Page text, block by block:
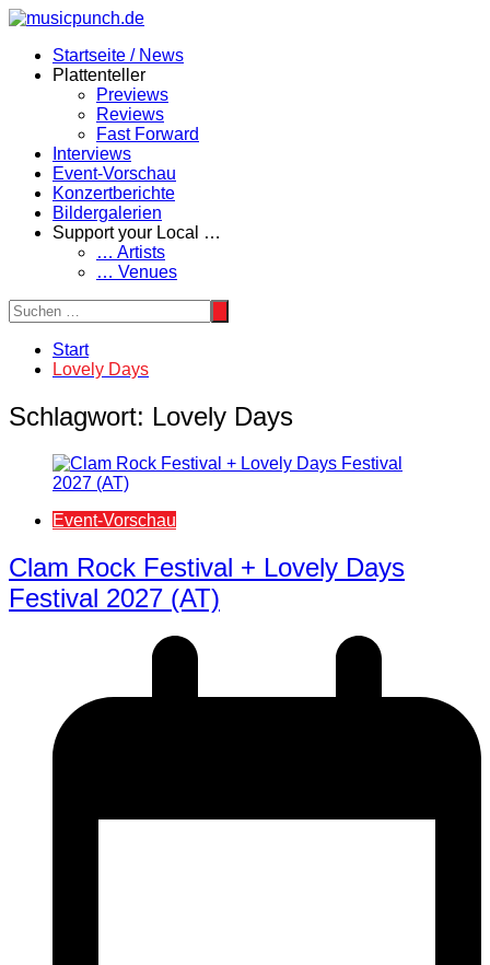
Zum
springenStartseite / News
Plattenteller
Previews
Reviews
Fast Forward
Interviews
Event-Vorschau
Konzertberichte
Bildergalerien
Support your Local …
… Artists
… Venues
Start
Lovely Days
Schlagwort: Lovely Days
Event-Vorschau
Clam Rock Festival + Lovely Days
Festival 2027 (AT)